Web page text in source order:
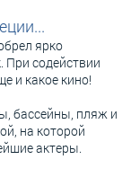
ярко
При содействии
и какое кино!
бассейны, пляж и
на которой
актеры.